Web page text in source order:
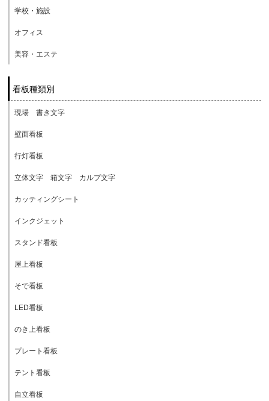
学校・施設
オフィス
美容・エステ
看板種類別
現場 書き文字
壁面看板
行灯看板
立体文字 箱文字 カルプ文字
カッティングシート
インクジェット
スタンド看板
屋上看板
そで看板
LED看板
のき上看板
プレート看板
テント看板
自立看板